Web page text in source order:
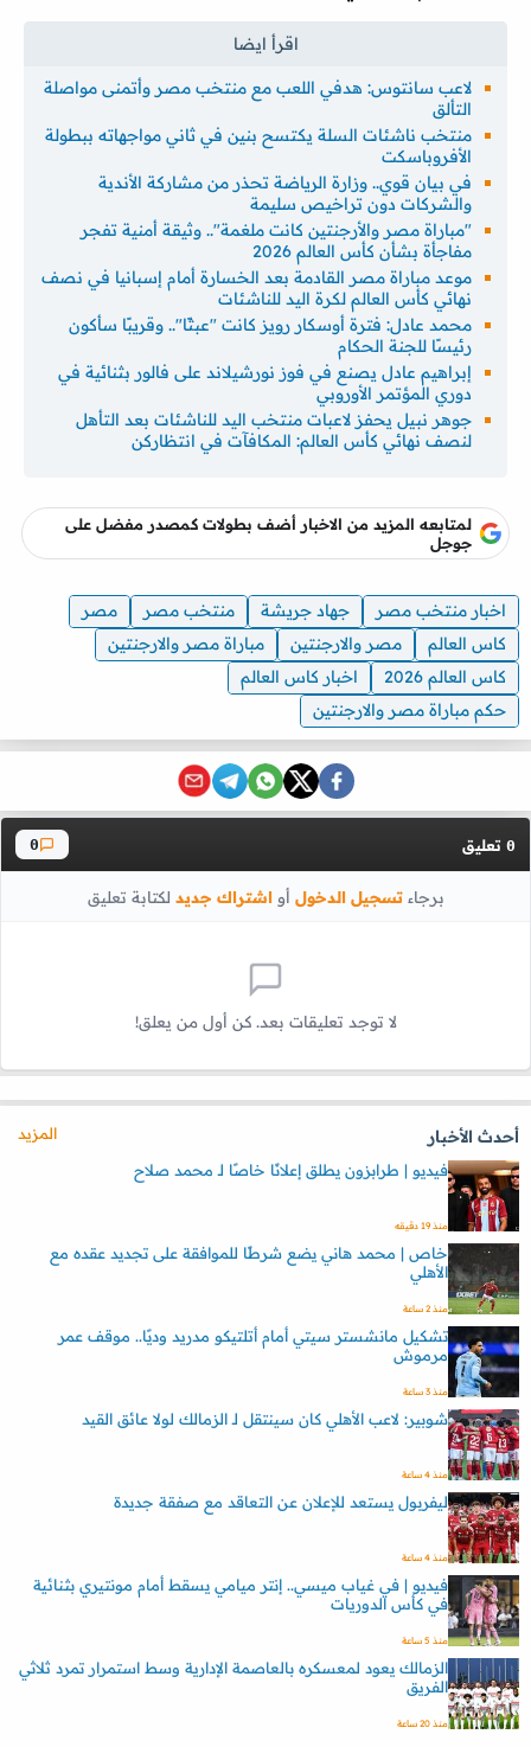
لاعب سانتوس: هدفي اللعب مع منتخب مصر وأتمنى مواصلة
التألق
منتخب ناشئات السلة يكتسح بنين في ثاني مواجهاته ببطولة
الأفروباسكت
في بيان قوي.. وزارة الرياضة تحذر من مشاركة الأندية
والشركات دون تراخيص سليمة
"مباراة مصر والأرجنتين كانت ملغمة".. وثيقة أمنية تفجر
مفاجأة بشأن كأس العالم 2026
موعد مباراة مصر القادمة بعد الخسارة أمام إسبانيا في نصف
نهائي كأس العالم لكرة اليد للناشئات
محمد عادل: فترة أوسكار رويز كانت "عبثًا".. وقريبًا سأكون
رئيسًا للجنة الحكام
إبراهيم عادل يصنع في فوز نورشيلاند على فالور بثنائية في
دوري المؤتمر الأوروبي
جوهر نبيل يحفز لاعبات منتخب اليد للناشئات بعد التأهل
لنصف نهائي كأس العالم: المكافآت في انتظاركن
لمتابعه المزيد من الاخبار أضف بطولات كمصدر مفضل على
جوجل
اخبار منتخب مصر جهاد جريشة منتخب مصر
مصر
كاس العالم
مصر والارجنتين
مباراة مصر والارجنتين
كاس العالم 2026
اخبار كاس العالم
حكم مباراة مصر والارجنتين
0 تعليق 0
برجاءتسجيل الدخول أواشتراك جديد لكتابة تعليق
لا توجد تعليقات بعد. كن أول من يعلق!
أحدث الأخبار
المزيد
فيديو | طرابزون يطلق إعلانًا خاصًا لـ محمد صلاح
منذ 19 دقيقه
خاص | محمد هاني يضع شرطًا للموافقة على تجديد عقده مع
الأهلي
منذ 2 ساعة
تشكيل مانشستر سيتي أمام أتلتيكو مدريد وديًا.. موقف عمر
مرموش
منذ 3 ساعة
شوبير: لاعب الأهلي كان سينتقل لـ الزمالك لولا عائق القيد
منذ 4 ساعة
ليفربول يستعد للإعلان عن التعاقد مع صفقة جديدة
منذ 4 ساعة
فيديو | في غياب ميسي.. إنتر ميامي يسقط أمام مونتيري بثنائية
في كأس الدوريات
منذ 5 ساعة
الزمالك يعود لمعسكره بالعاصمة الإدارية وسط استمرار تمرد ثلاثي
الفريق
منذ 20 ساعة